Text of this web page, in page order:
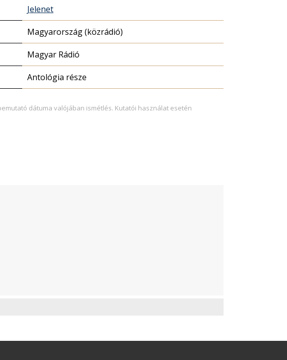
Jelenet
Magyarország (közrádió)
Magyar Rádió
Antológia része
dátuma valójában ismétlés. Kutatói használat esetén